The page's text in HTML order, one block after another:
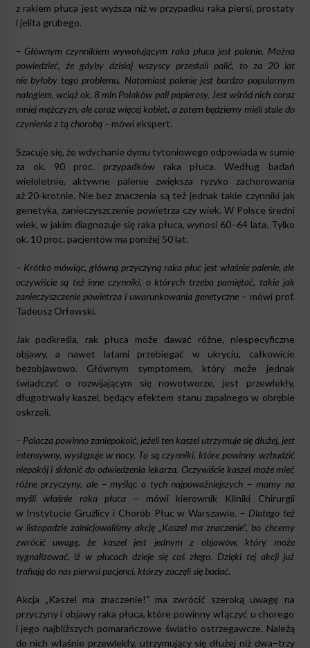
z rakiem płuca jest wyższa niż w przypadku raka piersi, prostaty
i jelita grubego.
– Głównym czynnikiem wywołującym raka płuca jest palenie. Można
powiedzieć, że gdyby dzisiaj wszyscy przestali palić, to za 20 lat
nie byłoby tego problemu. Natomiast palenie jest bardzo popularnym
nałogiem, wciąż ok. 8 mln Polaków pali papierosy. Jest wśród nich coraz
mniej mężczyzn, ale coraz więcej kobiet, a zatem będziemy mieli stale do
czynienia z tą chorobą – mówi ekspert.
Szacuje się, że wdychanie dymu tytoniowego odpowiada w sumie
za ok. 90 proc. przypadków raka płuca. Według badań
wieloletnie, aktywne palenie zwiększa ryzyko zachorowania
aż 20-krotnie. Nie bez znaczenia są też jednak takie czynniki jak
genetyka, zanieczyszczenie powietrza czy wiek. W Polsce średni
wiek, w jakim diagnozuje się raka płuca, wynosi 60–64 lata. Tylko
ok. 10 proc. pacjentów ma poniżej 50 lat.
– Krótko mówiąc, główną przyczyną raka płuc jest właśnie palenie, ale
oczywiście są też inne czynniki, o których trzeba pamiętać, takie jak
zanieczyszczenie powietrza i uwarunkowania genetyczne – mówi prof.
Tadeusz Orłowski.
Jak podkreśla, rak płuca może dawać różne, niespecyficzne
objawy, a nawet latami przebiegać w ukryciu, całkowicie
bezobjawowo. Głównym symptomem, który może jednak
świadczyć o rozwijającym się nowotworze, jest przewlekły,
długotrwały kaszel, będący efektem stanu zapalnego w obrębie
oskrzeli.
– Palacza powinno zaniepokoić, jeżeli ten kaszel utrzymuje się dłużej, jest
intensywny, występuje w nocy. To są czynniki, które powinny wzbudzić
niepokój i skłonić do odwiedzenia lekarza. Oczywiście kaszel może mieć
różne przyczyny, ale – myśląc o tych najpoważniejszych – mamy na
myśli właśnie raka płuca – mówi kierownik Kliniki Chirurgii
w Instytucie Gruźlicy i Chorób Płuc w Warszawie. – Dlatego też
w listopadzie zainicjowaliśmy akcję „Kaszel ma znaczenie”, bo chcemy
zwrócić uwagę, że kaszel jest jednym z objawów, który może
sygnalizować, iż w płucach dzieje się coś złego. Dzięki tej akcji już
trafiają do nas pierwsi pacjenci, którzy zaczęli się badać.
Akcja „Kaszel ma znaczenie!” ma zwrócić szeroką uwagę na
przyczyny i objawy raka płuca, które powinny włączyć u chorego
i jego najbliższych pomarańczowe światło ostrzegawcze. Należą
do nich właśnie przewlekły, utrzymujący się dłużej niż dwa–trzy